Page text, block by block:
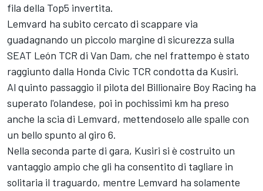
fila della Top5 invertita.
Lemvard ha subito cercato di scappare via
guadagnando un piccolo margine di sicurezza sulla
SEAT León TCR di Van Dam, che nel frattempo è stato
raggiunto dalla Honda Civic TCR condotta da Kusiri.
Al quinto passaggio il pilota del Billionaire Boy Racing ha
superato l'olandese, poi in pochissimi km ha preso
anche la scia di Lemvard, mettendoselo alle spalle con
un bello spunto al giro 6.
Nella seconda parte di gara, Kusiri si è costruito un
vantaggio ampio che gli ha consentito di tagliare in
solitaria il traguardo, mentre Lemvard ha solamente